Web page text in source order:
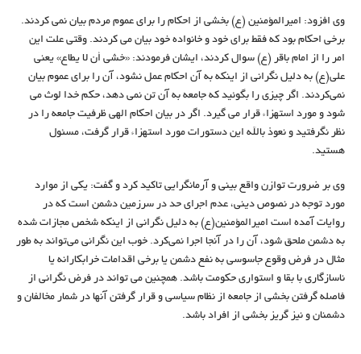
وی افزود: امیرالمؤمنین (ع) بخشی از احکام را برای عموم مردم بیان نمی کردند.
برخی احکام بود که فقط برای خود و خانواده خود بیان می کردند. وقتی علت این
امر را از امام باقر (ع) سوال کردند، ایشان فرمودند: «خشی أن لا یطاع» یعنی
علی(ع) به دلیل نگرانی از اینکه به آن احکام عمل نشود، آن را برای عموم بیان
نمی‌کردند. اگر چیزی را بگوئید که جامعه به آن تن نمی دهد، حکم خدا لوث می
شود و مورد استهزاء قرار می گیرد. اگر در بیان احکام الهی ظرفیت جامعه را در
نظر نگرفتید و نعوذ بالله این دستورات مورد استهزاء قرار گرفت، مسئول
هستید.
وی بر ضرورت توازن واقع بینی و آرمانگرایی تاکید کرد و گفت: یکی از موارد
مورد توجه در نصوص دینی، عدم اجرای حد در سرزمین دشمن است که در
روایات آمده است امیرالمؤمنین(ع) به دلیل نگرانی از اینکه شخص مجازات شده
به دشمن ملحق شود، آن را در آنجا اجرا نمی‌کرد. خوب این نگرانی می‌تواند به طور
مثال در فرض وقوع جاسوسی به نفع دشمن یا برخی اقدامات خرابکارانه یا
ناسازگاری با بقا و استواری حکومت باشد. همچنین می تواند در فرض نگرانی از
فاصله گرفتن بخشی از جامعه از نظام سیاسی و قرار گرفتن آنها در شمار مخالفان و
دشمنان و نیز گریز بخشی از افراد باشد.